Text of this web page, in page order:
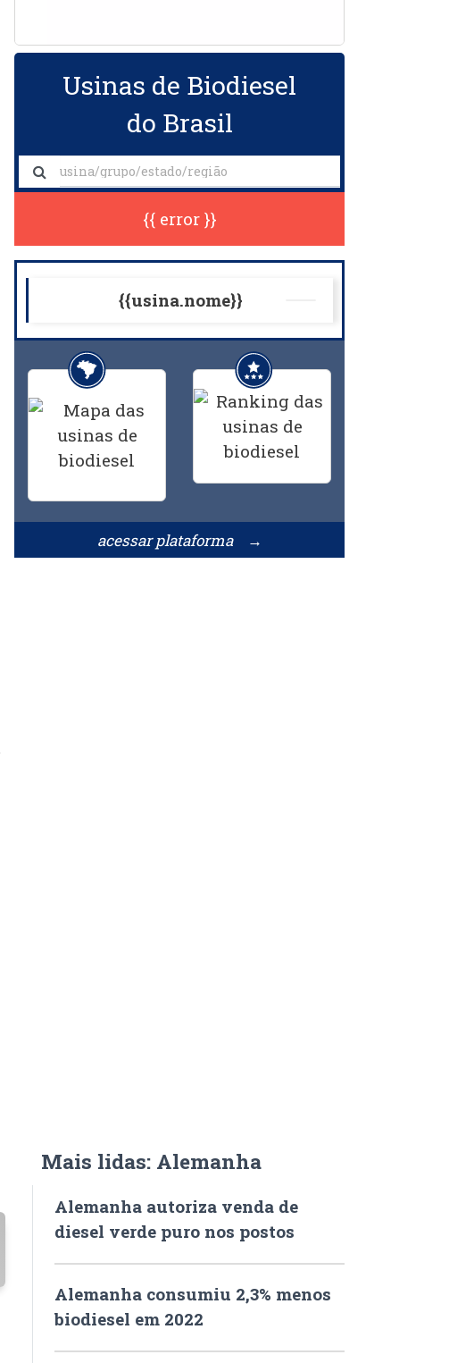
Usinas de Biodiesel
do Brasil
{{ error }}
{{usina.nome}}
acessar plataforma →
Mais lidas: Alemanha
Alemanha autoriza venda de
diesel verde puro nos postos
Alemanha consumiu 2,3% menos
biodiesel em 2022